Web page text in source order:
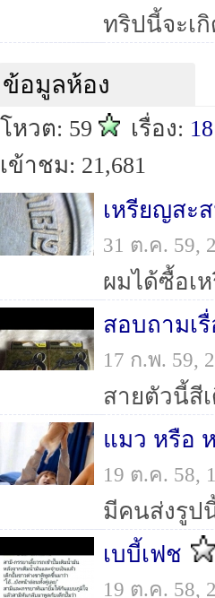
ข้อมูลห้อง
โหวต: 59 เรื่อง: 18
เข้าชม: 21,681
เหรียญสะ
31 ต.ค. 59,
สอบถามเ
17 ก.พ. 59,
แมว หรือ
19 ต.ค. 58,
เบบี้เฟช
19 ต.ค. 58,